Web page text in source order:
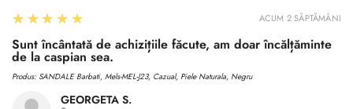
GEORGETA S.
5
★★★★★
Sunt încântată de achizițiile făcute, am doar încălțăminte
de la caspian sea.
Produs: SANDALE Barbati, Mels-MEL-J23, Cazual, Piele Naturala, Negru
ACUM 2 SĂPTĂMÂNI